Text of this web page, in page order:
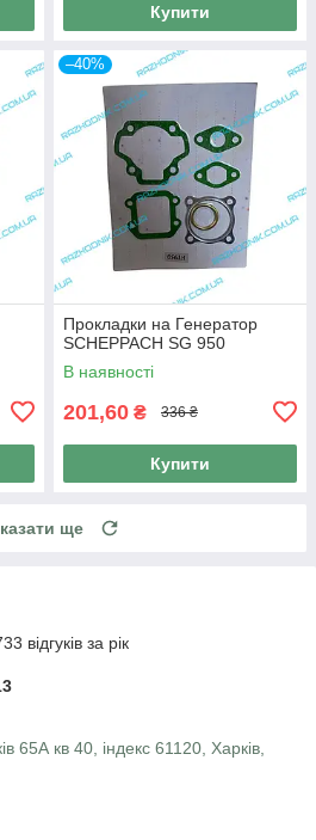
Купити
–40%
Прокладки на Генератор
SCHEPPACH SG 950
В наявності
201,60 ₴ 336 ₴
Купити
ще
відгуків за рік
65А кв 40, індекс 61120, Харків,